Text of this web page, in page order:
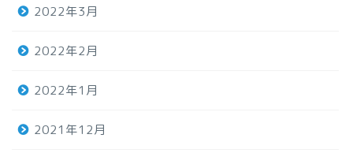
2022年3月
2022年2月
2022年1月
2021年12月